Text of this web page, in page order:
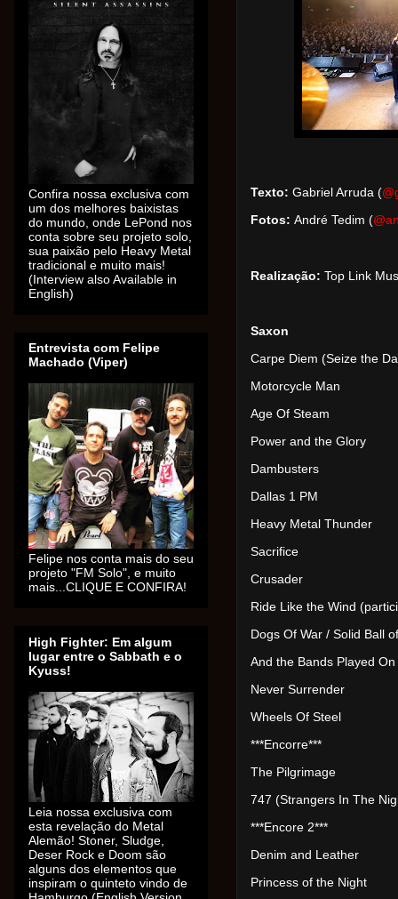
Texto: Gabriel Arruda (
Fotos: André Tedim (
Realização: Top Link
Saxon
Carpe Diem (Seize the
Motorcycle Man
Age Of Steam
Power and the Glory
Dambusters
Dallas 1 PM
Heavy Metal Thunder
Sacrifice
Crusader
Ride Like the Wind
Dogs Of War / Solid Ball
And the Bands Played On
Never Surrender
Wheels Of Steel
***Encorre***
The Pilgrimage
747 (Strangers In The
***Encore 2***
Denim and Leather
Princess of the Night
Confira nossa exclusiva com
um dos melhores baixistas
do mundo, onde LePond nos
conta sobre seu projeto solo,
sua paixão pelo Heavy Metal
tradicional e muito mais!
(Interview also Available in
English)
Entrevista com Felipe
Machado (Viper)
Felipe nos conta mais do seu
projeto "FM Solo", e muito
mais...CLIQUE E CONFIRA!
High Fighter: Em algum
lugar entre o Sabbath e o
Kyuss!
Leia nossa exclusiva com
esta revelação do Metal
Alemão! Stoner, Sludge,
Deser Rock e Doom são
alguns dos elementos que
inspiram o quinteto vindo de